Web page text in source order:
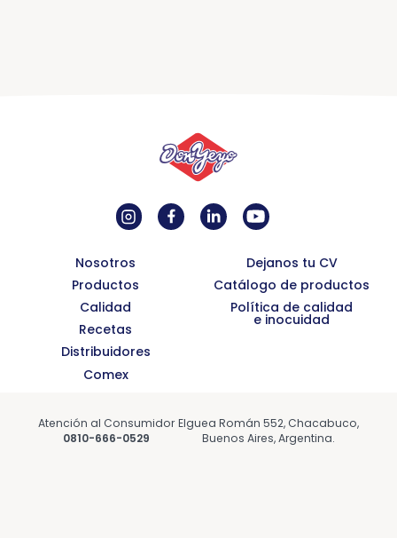
Nosotros
Productos
Calidad
Recetas
Distribuidores
Comex
Dejanos tu CV
Catálogo de productos
Política de calidad
e inocuidad
Atención al Consumidor
0810-666-0529
Elguea Román 552, Chacabuco,
Buenos Aires, Argentina.